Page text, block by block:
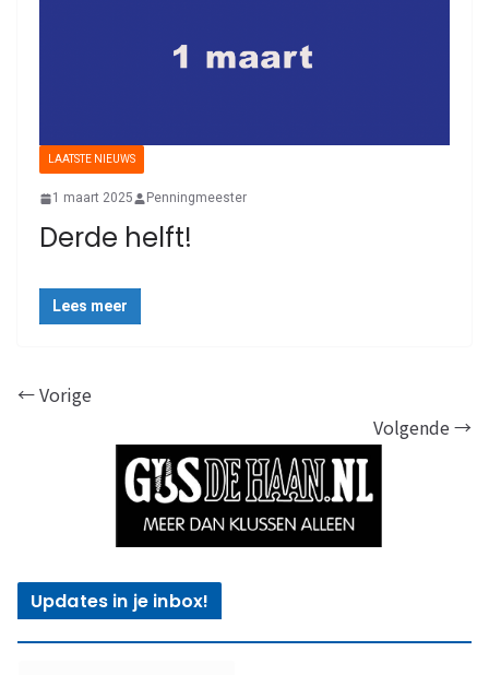
LAATSTE NIEUWS
1 maart 2025 Penningmeester
Derde helft!
Lees meer
← Vorige
Volgende →
Updates in je inbox!